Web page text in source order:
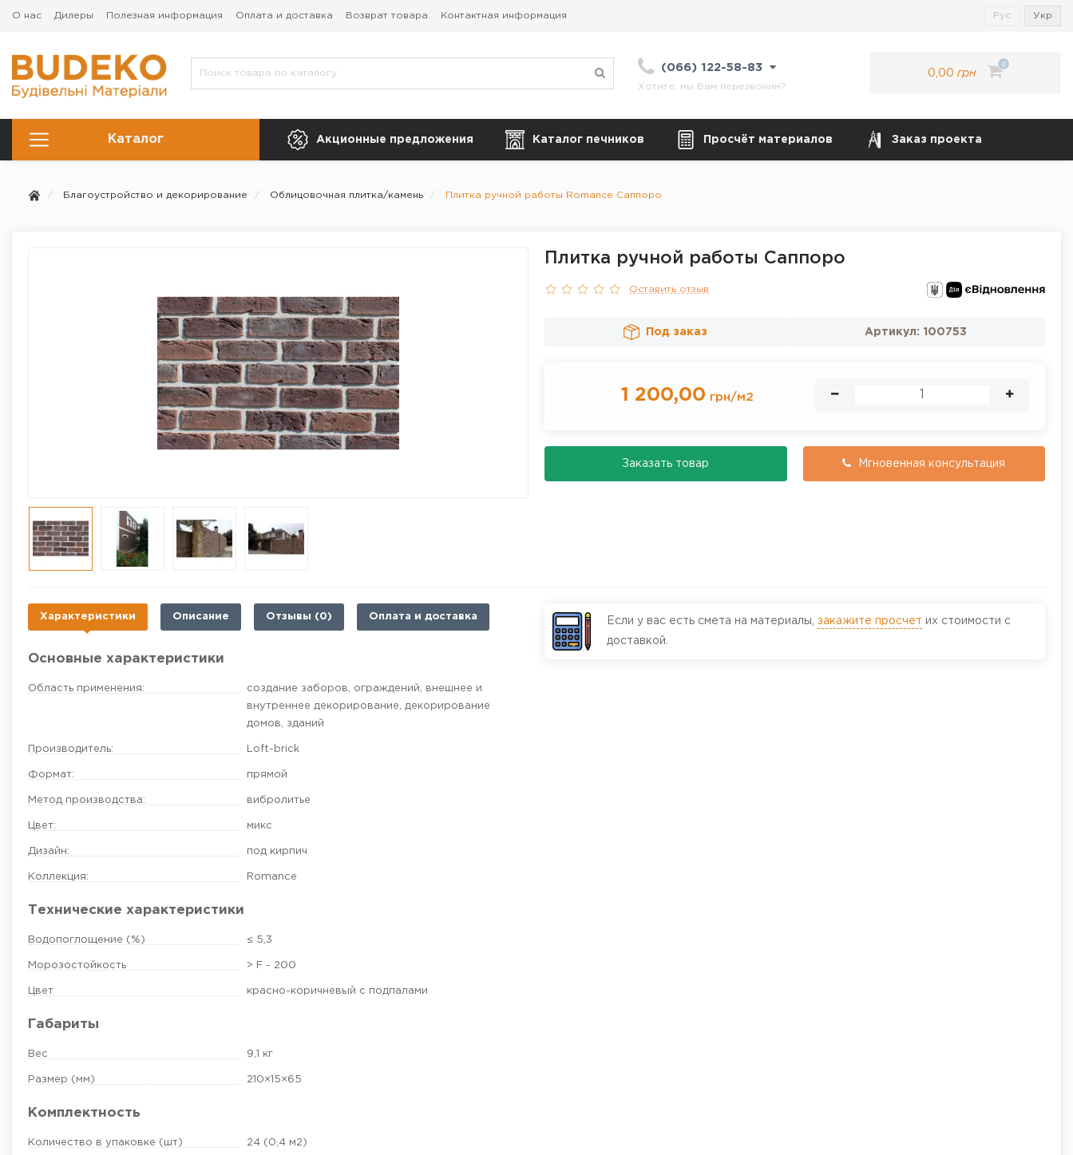
О нас Дилеры Полезная информация Оплата и доставка Возврат товара Контактная информация Рус Укр
(066) 122-58-83
Хотите, мы Вам перезвоним?
0,00 грн
0
Каталог Акционные предложения Каталог печников Просчёт материалов Заказ проекта
Благоустройство и декорирование Облицовочная плитка/камень Плитка ручной работы Romance Саппоро
Плитка ручной работы Саппоро
Оставить отзыв
Под заказ Артикул: 100753
1 200,00 грн/м2
Заказать товар Мгновенная консультация
Характеристики Описание Отзывы (0) Оплата и доставка
Основные характеристики
Область применения: создание заборов, ограждений
внешнее и
внутреннее декорирование
декорирование
домов, зданий
Производитель: Loft-brick
Формат: прямой
Метод производства: вибролитье
Цвет: микс
Дизайн: под кирпич
Коллекция: Romance
Технические характеристики
Водопоглощение (%) ≤ 5,3
Морозостойкость > F - 200
Цвет красно-коричневый с подпалами
Габариты
Вес 9,1 кг
Размер (мм) 210×15×65
Комплектность
Количество в упаковке (шт) 24 (0,4 м2)
Если у вас есть смета на материалы, закажите просчет их стоимости с
доставкой.